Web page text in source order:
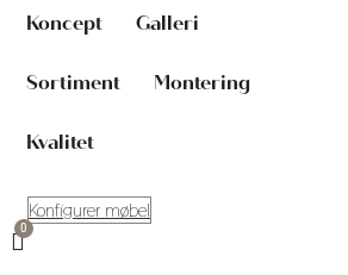
Koncept Galleri
Sortiment Montering
Kvalitet
Konfigurer møbel